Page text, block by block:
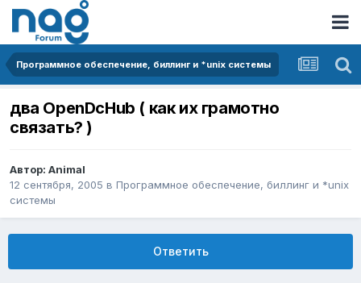
Программное обеспечение, биллинг и *unix системы
два OpenDcHub ( как их грамотно
связать? )
Автор: Animal
12 сентября, 2005 в Программное обеспечение, биллинг и *unix
системы
Ответить